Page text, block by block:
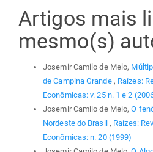
Artigos mais
mesmo(s)
Josemir Camilo de Melo,
de Campina Grande , Raízes:
Econômicas: v. 25 n. 1 e 2
Josemir Camilo de Melo,O
Nordeste do Brasil , Raízes:
Econômicas: n. 20 (1999)